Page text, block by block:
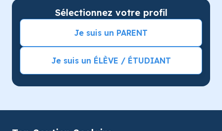
Sélectionnez votre profil
Je suis un PARENT
Je suis un ÉLÈVE / ÉTUDIANT